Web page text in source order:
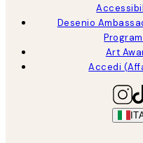
Desenio
Art
Accedi